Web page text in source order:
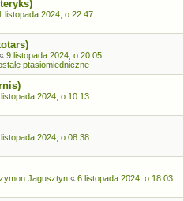
listopada 2024, o 22:47
« 9 listopada 2024, o 20:05
ptasiomiedniczne
2024, o 10:13
2024, o 08:38
Jagusztyn « 6 listopada 2024, o 18:03